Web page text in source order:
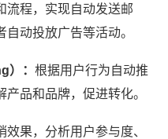
流程，实现自动发送邮
动投放广告等活动。
）： 根据用户行为自动推
品和品牌，促进转化。
效果，分析用户参与度、